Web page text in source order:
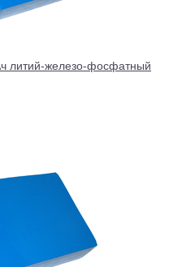
литий-железо-фосфатный